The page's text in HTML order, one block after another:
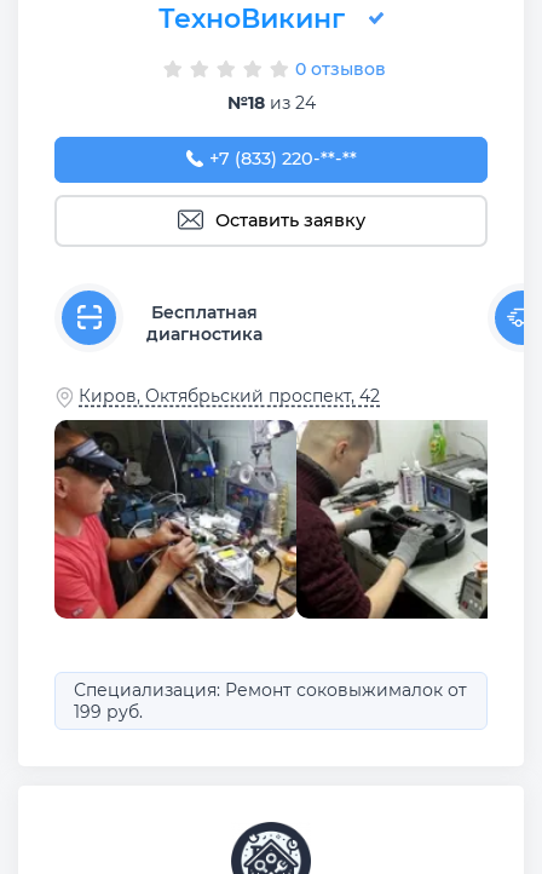
ТехноВикинг
0 отзывов
№18из 24
+7 (833) 220-58-73
+7 (833) 220-**-**
Оставить заявку
Бесплатная
диагностика
Киров, Октябрьский проспект, 42
Специализация: Ремонт соковыжималок от
199 руб.